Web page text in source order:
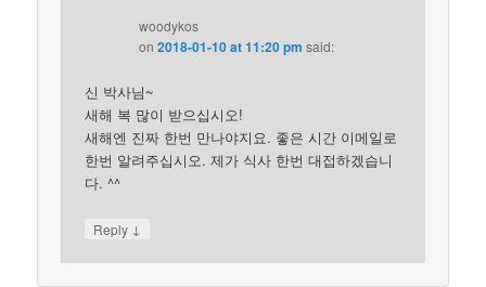
woodykos
on2018-01-10 at 11:20 pm said:
신 박사님~
새해 복 많이 받으십시오!
새해엔 진짜 한번 만나야지요. 좋은 시간 이메일로
한번 알려주십시오. 제가 식사 한번 대접하겠습니
다. ^^
Reply ↓